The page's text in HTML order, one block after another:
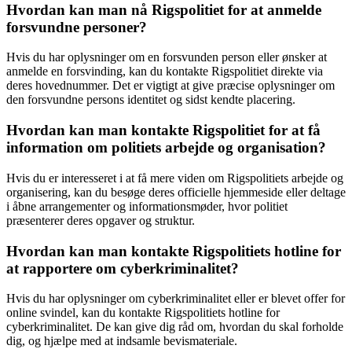
Hvordan kan man nå Rigspolitiet for at anmelde
forsvundne personer?
Hvis du har oplysninger om en forsvunden person eller ønsker at
anmelde en forsvinding, kan du kontakte Rigspolitiet direkte via
deres hovednummer. Det er vigtigt at give præcise oplysninger om
den forsvundne persons identitet og sidst kendte placering.
Hvordan kan man kontakte Rigspolitiet for at få
information om politiets arbejde og organisation?
Hvis du er interesseret i at få mere viden om Rigspolitiets arbejde og
organisering, kan du besøge deres officielle hjemmeside eller deltage
i åbne arrangementer og informationsmøder, hvor politiet
præsenterer deres opgaver og struktur.
Hvordan kan man kontakte Rigspolitiets hotline for
at rapportere om cyberkriminalitet?
Hvis du har oplysninger om cyberkriminalitet eller er blevet offer for
online svindel, kan du kontakte Rigspolitiets hotline for
cyberkriminalitet. De kan give dig råd om, hvordan du skal forholde
dig, og hjælpe med at indsamle bevismateriale.